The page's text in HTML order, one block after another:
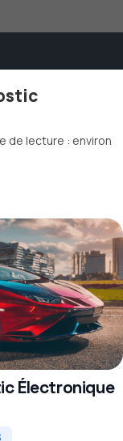
de lecture : environ
Électronique